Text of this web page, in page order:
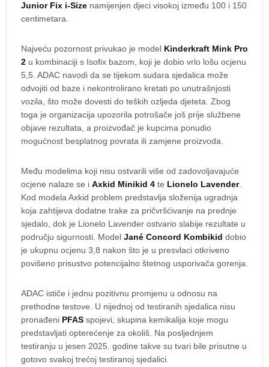
Junior Fix i-Size namijenjen djeci visokoj između 100 i 150
centimetara.
Najveću pozornost privukao je model Kinderkraft Mink Pro
2 u kombinaciji s Isofix bazom, koji je dobio vrlo lošu ocjenu
5,5. ADAC navodi da se tijekom sudara sjedalica može
odvojiti od baze i nekontrolirano kretati po unutrašnjosti
vozila, što može dovesti do teških ozljeda djeteta. Zbog
toga je organizacija upozorila potrošače još prije službene
objave rezultata, a proizvođač je kupcima ponudio
mogućnost besplatnog povrata ili zamjene proizvoda.
Među modelima koji nisu ostvarili više od zadovoljavajuće
ocjene nalaze se i Axkid Minikid 4 te Lionelo Lavender.
Kod modela Axkid problem predstavlja složenija ugradnja
koja zahtijeva dodatne trake za pričvršćivanje na prednje
sjedalo, dok je Lionelo Lavender ostvario slabije rezultate u
području sigurnosti. Model Jané Concord Kombikid dobio
je ukupnu ocjenu 3,8 nakon što je u presvlaci otkriveno
povišeno prisustvo potencijalno štetnog usporivača gorenja.
ADAC ističe i jednu pozitivnu promjenu u odnosu na
prethodne testove. U nijednoj od testiranih sjedalica nisu
pronađeni PFAS spojevi, skupina kemikalija koje mogu
predstavljati opterećenje za okoliš. Na posljednjem
testiranju u jesen 2025. godine takve su tvari bile prisutne u
gotovo svakoj trećoj testiranoj sjedalici.